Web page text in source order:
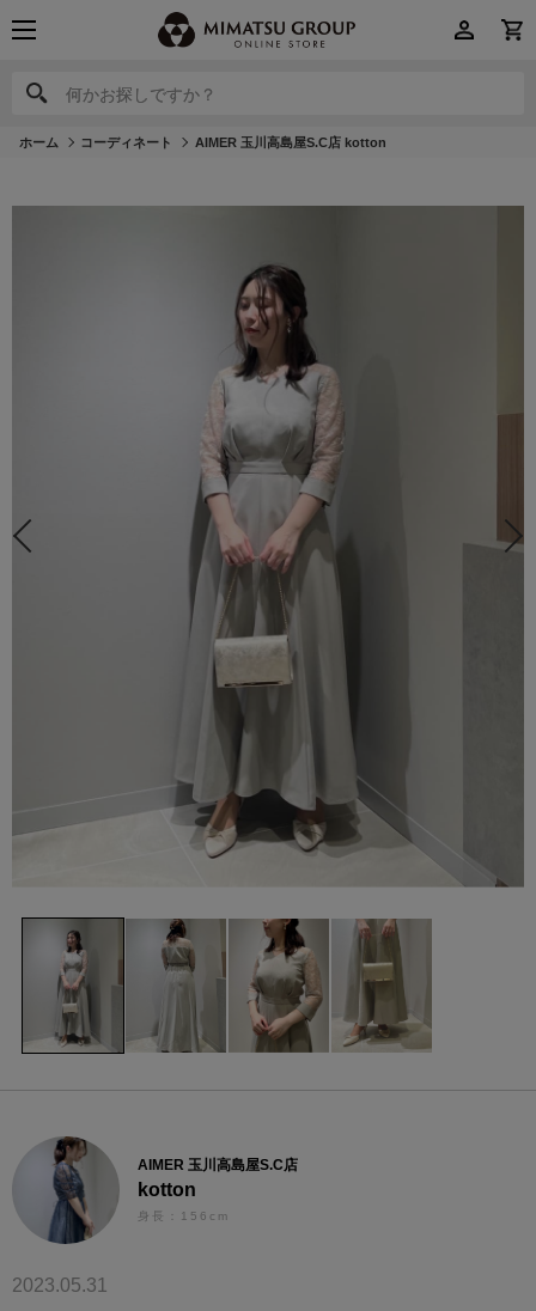
何かお探しですか？
何かお探しですか？
ホーム コーディネート AIMER 玉川高島屋S.C店 kotton
AIMER 玉川高島屋S.C店
kotton
身長：156cm
2023.05.31